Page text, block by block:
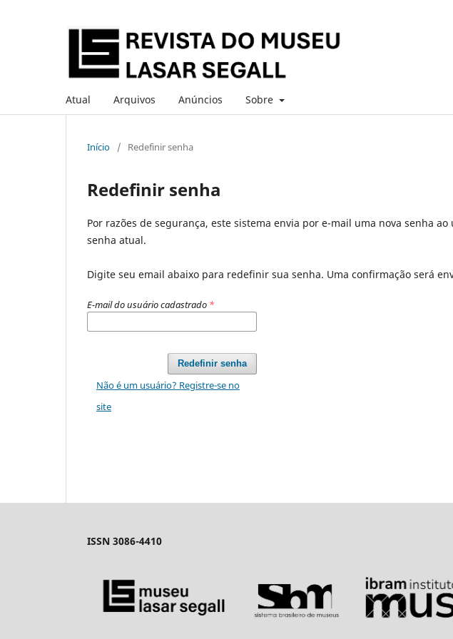
Atual Arquivos Anúncios Sobre
Início / Redefinir senha
Redefinir senha
Por razões de segurança, este sistema envia por e-mail uma nova senha
senha atual.
Digite seu email abaixo para redefinir sua senha. Uma confirmação será
E-mail do usuário cadastrado *
Redefinir senha
Não é um usuário? Registre-se no
site
ISSN 3086-4410